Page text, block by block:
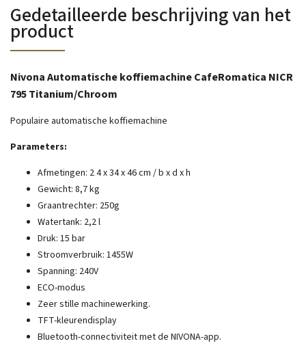
Gedetailleerde beschrijving van het
product
Nivona Automatische koffiemachine CafeRomatica NICR
795 Titanium/Chroom
Populaire automatische koffiemachine
Parameters:
Afmetingen: 24 x 34 x 46 cm / b x d x h
Gewicht: 8,7 kg
Graantrechter: 250g
Watertank: 2,2 l
Druk: 15 bar
Stroomverbruik: 1455W
Spanning: 240V
ECO-modus
Zeer stille machinewerking.
TFT-kleurendisplay
Bluetooth-connectiviteit met de NIVONA-app.